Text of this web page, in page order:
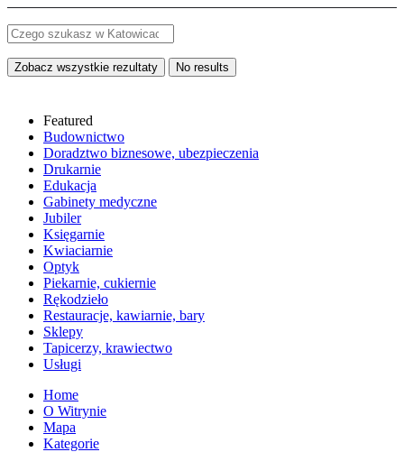
Zobacz wszystkie rezultaty No results
Featured
Budownictwo
Doradztwo biznesowe, ubezpieczenia
Drukarnie
Edukacja
Gabinety medyczne
Jubiler
Księgarnie
Kwiaciarnie
Optyk
Piekarnie, cukiernie
Rękodzieło
Restauracje, kawiarnie, bary
Sklepy
Tapicerzy, krawiectwo
Usługi
Home
O Witrynie
Mapa
Kategorie